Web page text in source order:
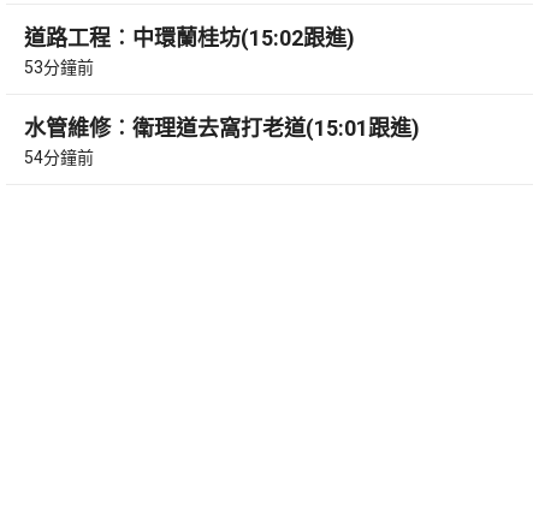
道路工程︰中環蘭桂坊(15:02跟進)
53分鐘前
水管維修︰衛理道去窩打老道(15:01跟進)
54分鐘前